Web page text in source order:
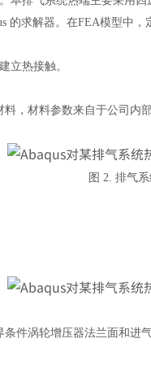
的求解器。在FEA模型中
立热接触。
，材料参数来自于公司内
图 2. 排气
条件涡轮增压器法兰面和进